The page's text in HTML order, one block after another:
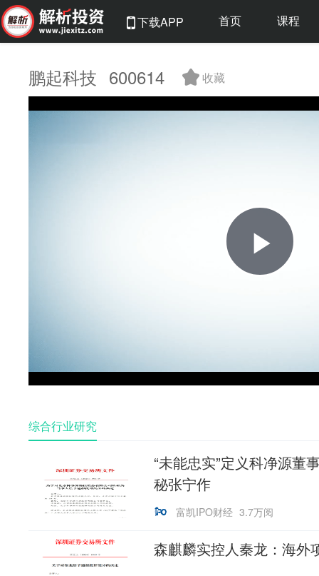
下载APP 首页 课程
鹏起科技 600614 收藏
综合行业研究
“未能忠实”定义科净源董
秘张宁作
富凯IPO财经 3.7万阅
森麒麟实控人秦龙：海外